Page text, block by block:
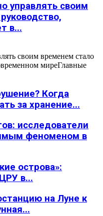
управлять своим
в...
своим временем стало
миреГлавные
Когда
за хранение...
исследователи
феноменом в
острова»:
в...
на Луне к